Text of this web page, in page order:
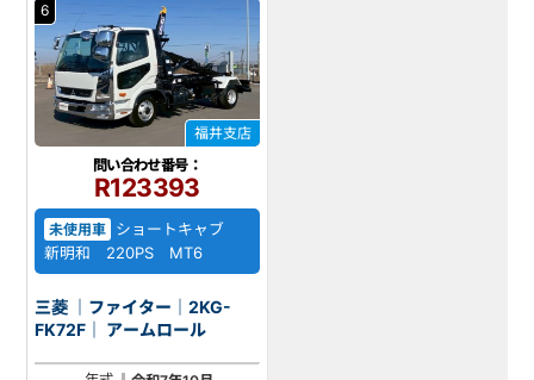
6
福井支店
問い合わせ番号：
R123393
未使用車
ショートキャブ
新明和 220PS MT6
三菱 ｜ファイター｜2KG-
FK72F｜ アームロール